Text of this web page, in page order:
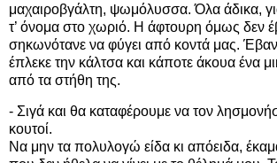
μαχαιροβγάλτη, ψωμόλυσσα. Όλα άδικα,
τ’ όνομα στο χωριό. Η άφτουρη όμως δεν
σηκωνότανε να φύγει από κοντά μας.
έπλεκε την κάλτσα και κάποτε άκουα ένα
από τα στήθη της.
- Σιγά και θα καταφέρουμε να τον
κουτοί.
Να μην τα πολυλογώ είδα κι απόειδα,